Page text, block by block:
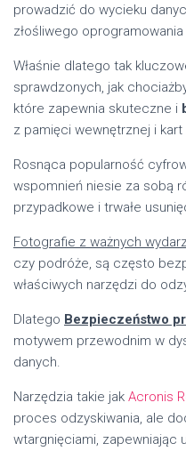
prowadzić do wycieku
złośliwego
Właśnie dlatego tak
sprawdzonych, jak
które zapewnia skuteczne i
z pamięci wewnętrznej i kart
Rosnąca popularność
wspomnień niesie za sobą
przypadkowe i trwałe
Fotografie z ważnych
czy podróże, są często
właściwych narzędzi do
Dlatego Bezpieczeństwo
motywem przewodnim w
danych.
Narzędzia takie jak Acronis
proces odzyskiwania, ale
wtargnięciami, zapewniając